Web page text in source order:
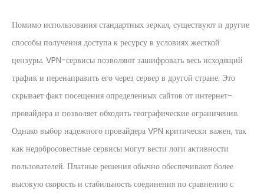
Помимо использования стандартных зеркал, существуют и другие
способы получения доступа к ресурсу в условиях жесткой
цензуры. VPN-сервисы позволяют зашифровать весь исходящий
трафик и перенаправить его через сервер в другой стране. Это
скрывает факт посещения определенных сайтов от интернет-
провайдера и позволяет обходить географические ограничения.
Однако выбор надежного провайдера VPN критически важен, так
как недобросовестные сервисы могут вести логи активности
пользователей. Платные решения обычно обеспечивают более
высокую скорость и стабильность соединения по сравнению с